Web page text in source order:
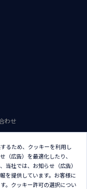
わせ
（Cookie）ポリシー
るため、クッキーを利用し
（広告）を最適化したり、
当社では、お知らせ（広告）
を提供しています。お客様に
。クッキー許可の選択につい